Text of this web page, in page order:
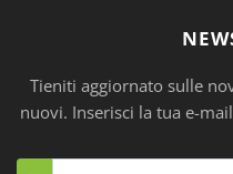
Tieniti aggiornato sulle
nuovi. Inserisci la tua e-